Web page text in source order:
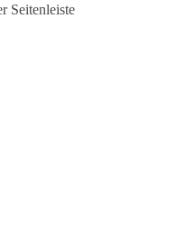
Seitenleiste